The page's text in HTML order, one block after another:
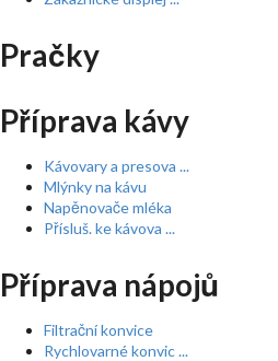
Pračky
Příprava kávy
Kávovary a presova ...
Mlýnky na kávu
Napěnovače mléka
Přísluš. ke kávova ...
Příprava nápojů
Filtrační konvice
Rychlovarné konvic ...